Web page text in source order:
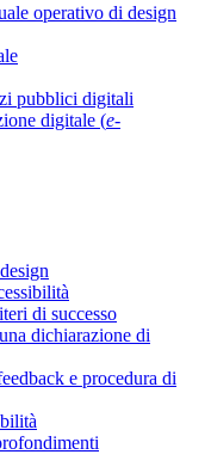
operativo di design
pubblici digitali
digitale (e-
di successo
dichiarazione di
e procedura di